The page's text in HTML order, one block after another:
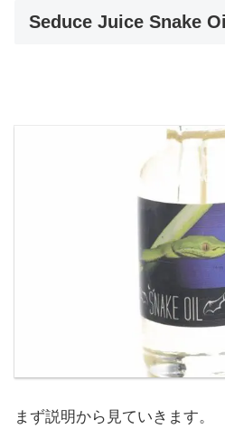
Seduce Juice Snake
まず説明から見ていきます。